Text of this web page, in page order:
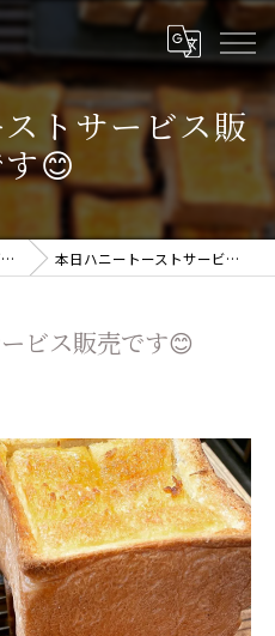
トサービス販
😊
本日ハニートーストサービス販売です😊
ビス販売です😊